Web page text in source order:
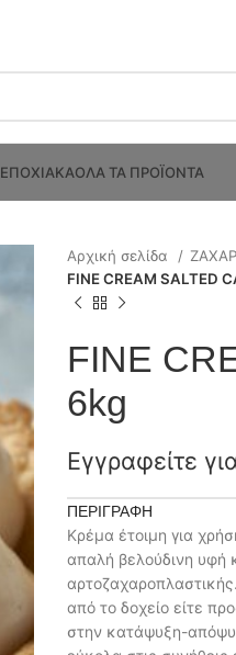
ΕΠΟΧΙΑΚΑΟΛΑ ΤΑ ΠΡΟΪΟΝΤΑ
Αρχική σελίδα
FINE CREAM SALTED
FINE
6kg
Εγγραφείτε
ΠΕΡΙΓΡΑΦΉ
Κρέμα έτοιμη για
απαλή βελούδινη υφή
από το δοχείο είτε
στην κατάψυξη-